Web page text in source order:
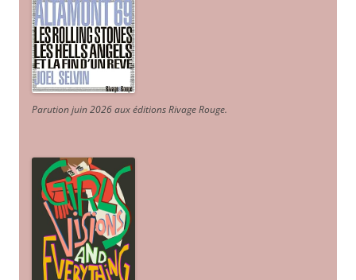
Parution juin 2026 aux éditions Rivage Rouge.